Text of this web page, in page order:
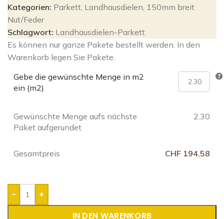
Kategorien: Parkett, Landhausdielen, 150mm breit
Nut/Feder
Schlagwort: Landhausdielen-Parkett
Es können nur ganze Pakete bestellt werden. In den
Warenkorb legen Sie Pakete.
Gebe die gewünschte Menge in m2
ein (m2)
Gewünschte Menge aufs nächste
Paket aufgerundet
2.30
Gesamtpreis CHF 194.58
-
+
IN DEN WARENKORB